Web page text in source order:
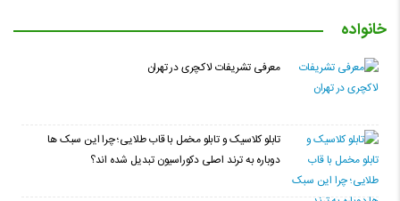
خانواده
معرفی تشریفات لاکچری در تهران
تابلو کلاسیک و تابلو مخمل با قاب طلایی؛ چرا این سبک ها
دوباره به ترند اصلی دکوراسیون تبدیل شده اند؟